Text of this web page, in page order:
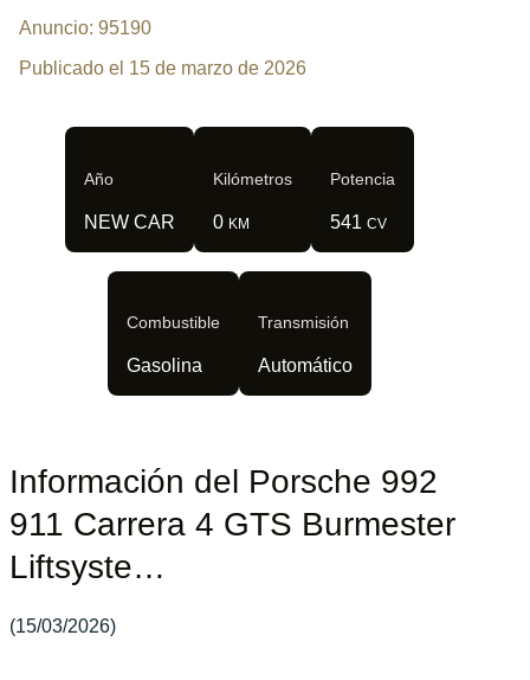
Anuncio: 95190
Publicado el 15 de marzo de 2026
Año
NEW CAR
Kilómetros
0 KM
Potencia
541 CV
Combustible
Gasolina
Transmisión
Automático
Información del Porsche 992
911 Carrera 4 GTS Burmester
Liftsyste…
(15/03/2026)